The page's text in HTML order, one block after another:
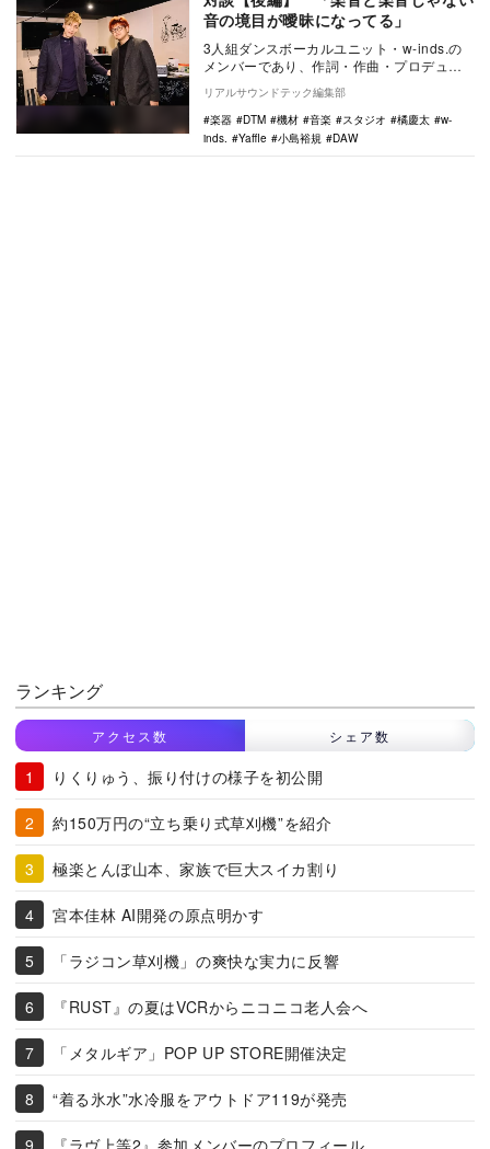
音の境目が曖昧になってる」
3人組ダンスボーカルユニット・w-inds.の
メンバーであり、作詞・作曲・プロデュー
スからレコーディングにも関わるクリエイ
ターと…
リアルサウンドテック編集部
楽器
DTM 機材 音楽 スタジオ 橘慶太
w-
inds.
Yaffle 小島裕規 DAW
ランキング
アクセス数 シェア数
りくりゅう、振り付けの様子を初公開
約150万円の“立ち乗り式草刈機”を紹介
極楽とんぼ山本、家族で巨大スイカ割り
宮本佳林 AI開発の原点明かす
「ラジコン草刈機」の爽快な実力に反響
『RUST』の夏はVCRからニコニコ老人会へ
「メタルギア」POP UP STORE開催決定
“着る氷水”水冷服をアウトドア119が発売
『ラヴ上等2』参加メンバーのプロフィール